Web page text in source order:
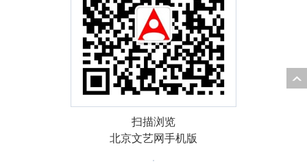
扫描浏览
北京文艺网手机版